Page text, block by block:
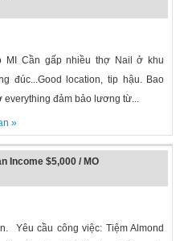
MI Cần gấp nhiều thợ Nail ở khu
đúc...Good location, tip hậu. Bao
everything đảm bảo lương từ...
»
Income $5,000 / MO
Yêu cầu công việc: Tiệm Almond